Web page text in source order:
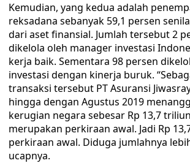
Kemudian, yang kedua adalah
reksadana sebanyak 59,1 persen
dari aset finansial. Jumlah tersebut 2
dikelola oleh manager investasi
kerja baik. Sementara 98 persen
investasi dengan kinerja buruk.
transaksi tersebut PT Asuransi
hingga dengan Agustus 2019
kerugian negara sebesar Rp 13,7
merupakan perkiraan awal. Jadi Rp
perkiraan awal. Diduga jumlahnya
ucapnya.